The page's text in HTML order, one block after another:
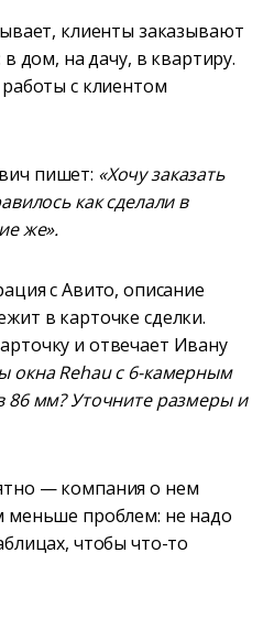
клиенты заказывают
дом, на дачу, в квартиру.
с клиентом
пишет: «Хочу заказать
как сделали в
же».
с Авито, описание
в карточке сделки.
и отвечает Ивану
окна Rehau с 6-камерным
86 мм? Уточните размеры и
— компания о нем
меньше проблем: не надо
чтобы что-то